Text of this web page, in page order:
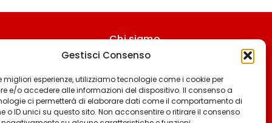
Gestisci Consenso
migliori esperienze, utilizziamo tecnologie come i cookie per
e/o accedere alle informazioni del dispositivo. Il consenso a
ci permetterà di elaborare dati come il comportamento di
o ID unici su questo sito. Non acconsentire o ritirare il consenso
Chi siamo
Contattaci
Termini & Condizioni
Cookie policy
Privacy policy